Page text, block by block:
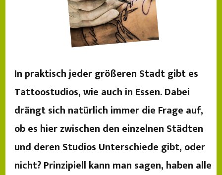
In praktisch jeder größeren Stadt gibt es
Tattoostudios, wie auch in Essen. Dabei
drängt sich natürlich immer die Frage auf,
ob es hier zwischen den einzelnen Städten
und deren Studios Unterschiede gibt, oder
nicht? Prinzipiell kann man sagen, haben alle